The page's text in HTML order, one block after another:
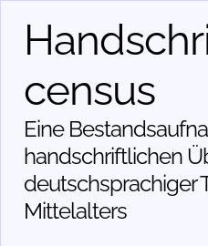
census
Eine
handschriftlichen
deutschsprachiger
Mittelalters